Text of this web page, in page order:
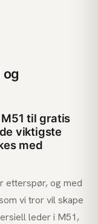
og
til gratis
viktigste
med
etterspør, og med
vi tror vil skape
leder i M51,